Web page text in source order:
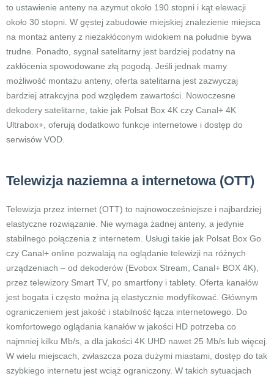
to ustawienie anteny na azymut około 190 stopni i kąt elewacji
około 30 stopni. W gęstej zabudowie miejskiej znalezienie miejsca
na montaż anteny z niezakłóconym widokiem na południe bywa
trudne. Ponadto, sygnał satelitarny jest bardziej podatny na
zakłócenia spowodowane złą pogodą. Jeśli jednak mamy
możliwość montażu anteny, oferta satelitarna jest zazwyczaj
bardziej atrakcyjna pod względem zawartości. Nowoczesne
dekodery satelitarne, takie jak Polsat Box 4K czy Canal+ 4K
Ultrabox+, oferują dodatkowo funkcje internetowe i dostęp do
serwisów VOD.
Telewizja naziemna a internetowa (OTT)
Telewizja przez internet (OTT) to najnowocześniejsze i najbardziej
elastyczne rozwiązanie. Nie wymaga żadnej anteny, a jedynie
stabilnego połączenia z internetem. Usługi takie jak Polsat Box Go
czy Canal+ online pozwalają na oglądanie telewizji na różnych
urządzeniach – od dekoderów (Evobox Stream, Canal+ BOX 4K),
przez telewizory Smart TV, po smartfony i tablety. Oferta kanałów
jest bogata i często można ją elastycznie modyfikować. Głównym
ograniczeniem jest jakość i stabilność łącza internetowego. Do
komfortowego oglądania kanałów w jakości HD potrzeba co
najmniej kilku Mb/s, a dla jakości 4K UHD nawet 25 Mb/s lub więcej.
W wielu miejscach, zwłaszcza poza dużymi miastami, dostęp do tak
szybkiego internetu jest wciąż ograniczony. W takich sytuacjach